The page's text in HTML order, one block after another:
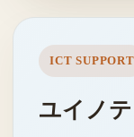
ICT SUPPORT
ユイノ